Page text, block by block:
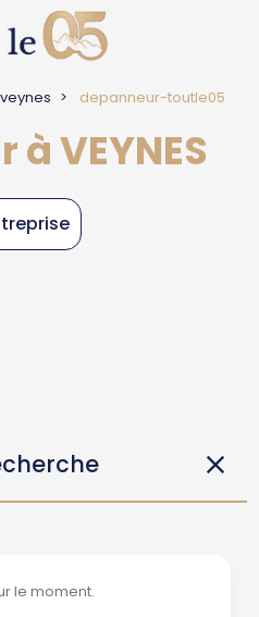
veynes depanneur-toutle05
VEYNES
le moment.